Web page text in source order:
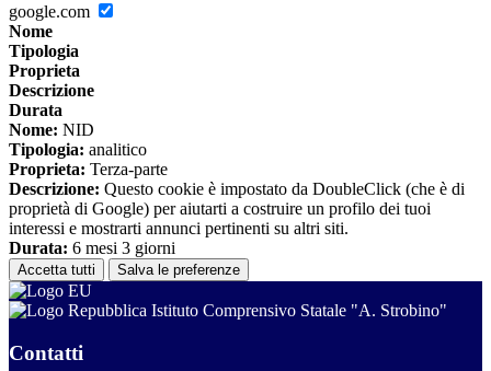
google.com
Nome
Tipologia
Proprieta
Descrizione
Durata
Nome: NID
Tipologia: analitico
Proprieta: Terza-parte
Descrizione: Questo cookie è impostato da DoubleClick (che è di
proprietà di Google) per aiutarti a costruire un profilo dei tuoi
interessi e mostrarti annunci pertinenti su altri siti.
Durata: 6 mesi 3 giorni
Accetta tutti Salva le preferenze
Istituto Comprensivo Statale "A. Strobino"
Contatti